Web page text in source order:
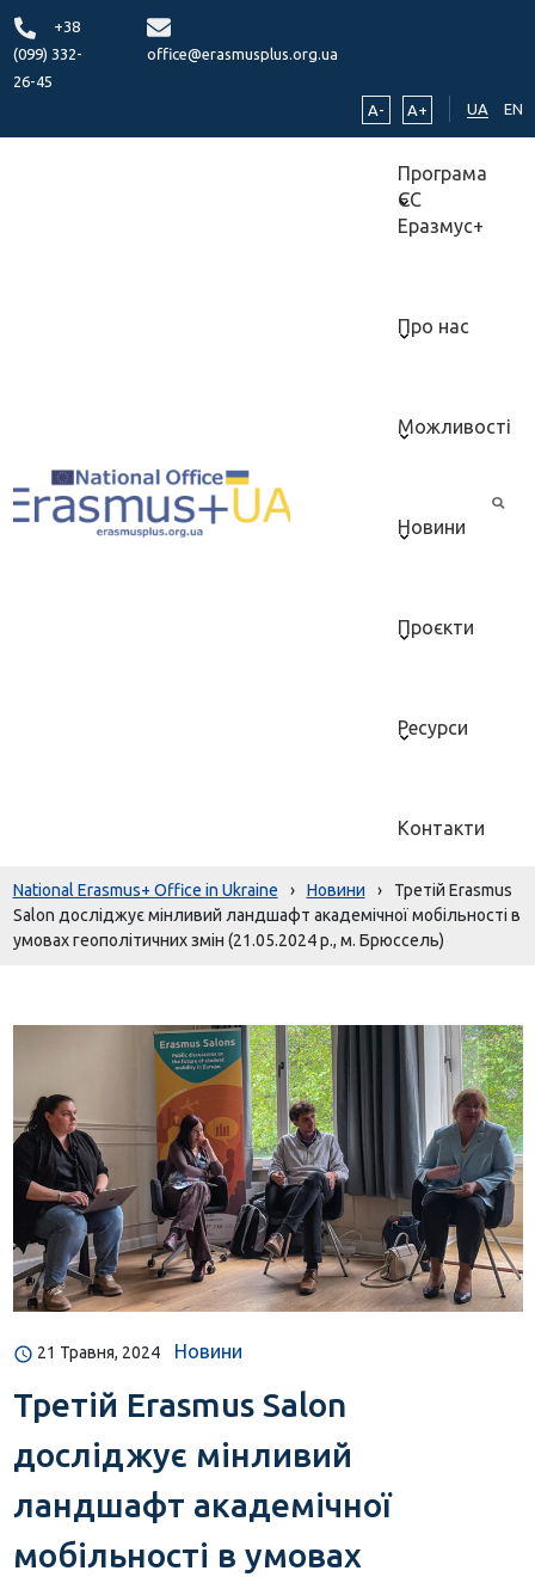
+38
(099) 332-
26-45
office@erasmusplus.org.ua
A- A+ UA EN
Програма
ЄС
Еразмус+
Про нас
Можливості
Новини
Проєкти
Ресурси
Контакти
National Erasmus+ Office in Ukraine › Новини ›
Третій Erasmus
Salon досліджує мінливий ландшафт академічної мобільності в
умовах геополітичних змін (21.05.2024 р., м. Брюссель)
21 Травня, 2024 Новини
Третій Erasmus Salon
досліджує мінливий
ландшафт академічної
мобільності в умовах